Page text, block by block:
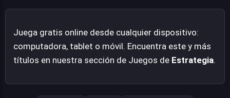
Juega gratis online desde cualquier dispositivo:
computadora, tablet o móvil. Encuentra este y más
títulos en nuestra sección de Juegos de Estrategia.